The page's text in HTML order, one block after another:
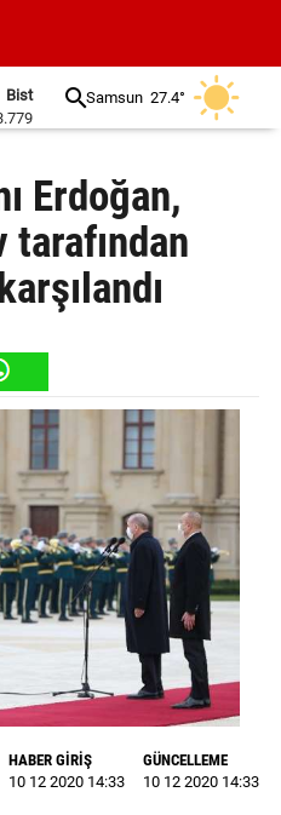
Bist
Samsun 27.4°
Erdoğan,
HABER GİRİŞ
10 12 2020 14:33
GÜNCELLEME
10 12 2020 14:33